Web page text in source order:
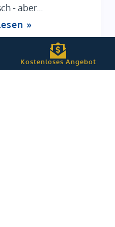
Kostenloses Angebot